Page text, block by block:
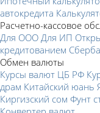
автокредита
Расчетно-кассовое
Для ООО Для ИП
кредитованием
Обмен валюты
Курсы валют ЦБ РФ
драм Китайский юань
Киргизский сом Фунт